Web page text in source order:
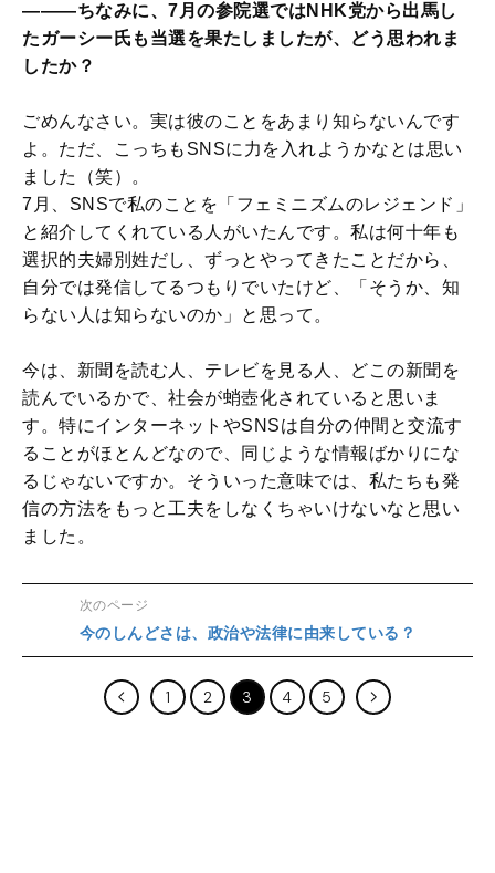
―――ちなみに、7月の参院選ではNHK党から出馬し
たガーシー氏も当選を果たしましたが、どう思われま
したか？
ごめんなさい。実は彼のことをあまり知らないんです
よ。ただ、こっちもSNSに力を入れようかなとは思い
ました（笑）。
7月、SNSで私のことを「フェミニズムのレジェンド」
と紹介してくれている人がいたんです。私は何十年も
選択的夫婦別姓だし、ずっとやってきたことだから、
自分では発信してるつもりでいたけど、「そうか、知
らない人は知らないのか」と思って。
今は、新聞を読む人、テレビを見る人、どこの新聞を
読んでいるかで、社会が蛸壺化されていると思いま
す。特にインターネットやSNSは自分の仲間と交流す
ることがほとんどなので、同じような情報ばかりにな
るじゃないですか。そういった意味では、私たちも発
信の方法をもっと工夫をしなくちゃいけないなと思い
ました。
次のページ
今のしんどさは、政治や法律に由来している？
1 2 3 4 5